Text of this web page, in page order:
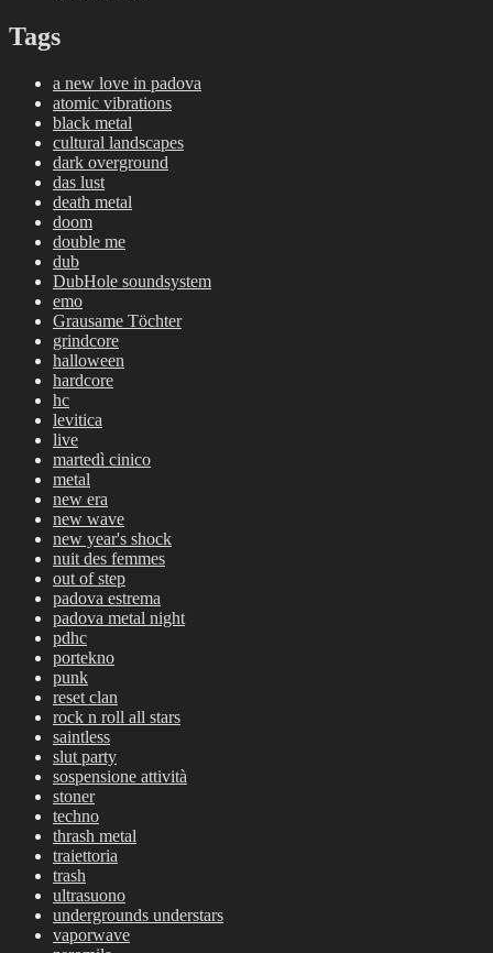
Tags
a new love in padova
atomic vibrations
black metal
cultural landscapes
dark overground
das lust
death metal
doom
double me
dub
DubHole soundsystem
emo
Grausame Töchter
grindcore
halloween
hardcore
hc
levitica
live
martedì cinico
metal
new era
new wave
new year's shock
nuit des femmes
out of step
padova estrema
padova metal night
pdhc
portekno
punk
reset clan
rock n roll all stars
saintless
slut party
sospensione attività
stoner
techno
thrash metal
traiettoria
trash
ultrasuono
undergrounds understars
vaporwave